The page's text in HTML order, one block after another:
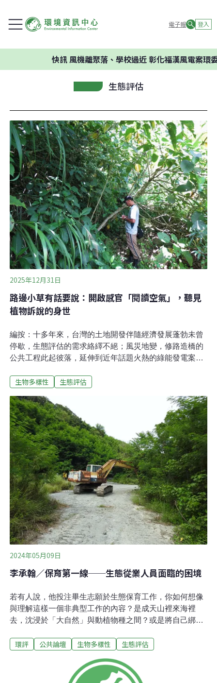
電子報 登入
風機離聚落、學校過近 彰化福漢風電案環委建
生態評估
2025年12月31日
路邊小草有話要說：開啟感官「閱讀空氣」，聽見
植物訴說的身世
編按：十多年來，台灣的土地開發伴隨經濟發展蓬勃未曾
停歇，生態評估的需求絡繹不絕；風災地變，修路造橋的
公共工程此起彼落，延伸到近年話題火熱的綠能發電案
與興趣，進入這個行業，遇見稀有物種的狂喜、對開發單
的快樂，隨著經驗累積，越能感受到，植物組成是難以竄
改的自然史料。因此撰寫此文，期待未來有更多自然愛好
者努力挖掘，還原植被歷史、建構生態未來。讀懂植物 讀
懂環境我們的生活日常充滿了植物，從遠古埋藏地底的煤
炭至現代精心打造的花園，自熱帶高山的碎石坡到溫帶海
洋的潮間帶，植物是我們口中的花草樹、苔蕨藻，無聲不
語卻無處不在。植物用自身壽命反映環境的變化，總是站
在原地逆來順受，移動的願望只能用種子寄託給下一代；
動物也反映環境的變化，但牠們在世代內可主動逃離或趨
近，不必將遷移託付於想望。對於棲地環境的依賴性，動
生物多樣性 生態評估
2024年05月09日
李承翰／保育第一線──生態從業人員面臨的困境
若有人說，他投注畢生志願於生態保育工作，你如何想像
與理解這樣一個非典型工作的內容？是成天山裡來海裡
去，沈浸於「大自然」與動植物種之間？或是將自己綁在
步？嗯，或許是吧，但實際的情形比較像是兩者的綜合版
在深山野嶺電視節目中帶著儀器在荒原中行走，謹慎地追
蹤足跡，興奮地發現目標動物，然後一股腦的跳上前去捕
環評 公共論壇 生物多樣性 生態評估